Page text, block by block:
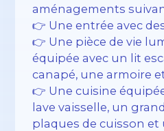
aménagements
👉 Une entrée avec
👉 Une pièce de vie
équipée avec un lit
canapé, une armoire
👉 Une cuisine
lave vaisselle, un
plaques de cuisson